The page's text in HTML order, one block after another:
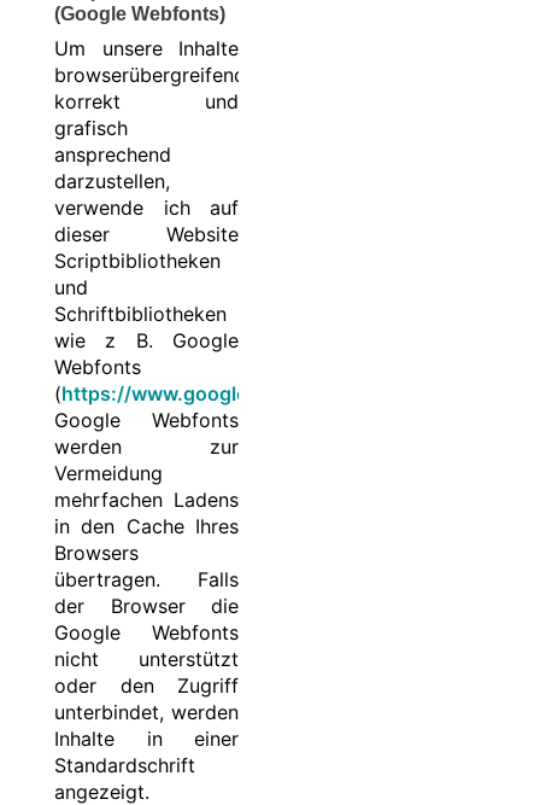
(Google Webfonts)
Um unsere Inhalte
browserübergreifend
korrekt und
grafisch
ansprechend
darzustellen,
verwende ich auf
dieser Website
Scriptbibliotheken
und
Schriftbibliotheken
wie z B. Google
Webfonts
(https://www.google.com/webfonts/
Google Webfonts
werden zur
Vermeidung
mehrfachen Ladens
in den Cache Ihres
Browsers
übertragen. Falls
der Browser die
Google Webfonts
nicht unterstützt
oder den Zugriff
unterbindet, werden
Inhalte in einer
Standardschrift
angezeigt.